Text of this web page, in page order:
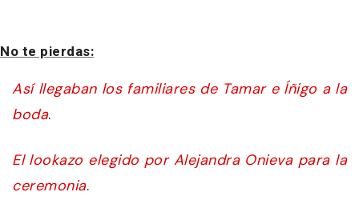
No te pierdas:
Así llegaban los familiares de Tamar e Íñigo a la
boda.
El lookazo elegido por Alejandra Onieva para la
ceremonia.